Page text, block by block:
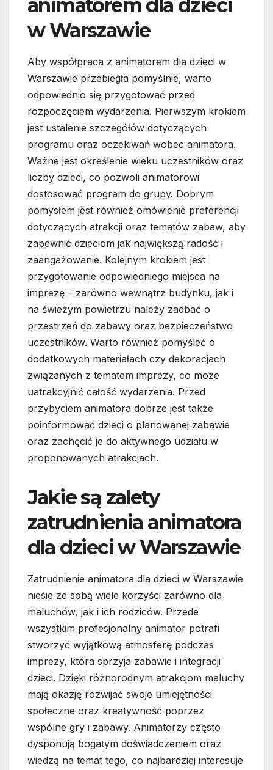
animatorem dla dzieci
w Warszawie
Aby współpraca z animatorem dla dzieci w
Warszawie przebiegła pomyślnie, warto
odpowiednio się przygotować przed
rozpoczęciem wydarzenia. Pierwszym krokiem
jest ustalenie szczegółów dotyczących
programu oraz oczekiwań wobec animatora.
Ważne jest określenie wieku uczestników oraz
liczby dzieci, co pozwoli animatorowi
dostosować program do grupy. Dobrym
pomysłem jest również omówienie preferencji
dotyczących atrakcji oraz tematów zabaw, aby
zapewnić dzieciom jak największą radość i
zaangażowanie. Kolejnym krokiem jest
przygotowanie odpowiedniego miejsca na
imprezę – zarówno wewnątrz budynku, jak i
na świeżym powietrzu należy zadbać o
przestrzeń do zabawy oraz bezpieczeństwo
uczestników. Warto również pomyśleć o
dodatkowych materiałach czy dekoracjach
związanych z tematem imprezy, co może
uatrakcyjnić całość wydarzenia. Przed
przybyciem animatora dobrze jest także
poinformować dzieci o planowanej zabawie
oraz zachęcić je do aktywnego udziału w
proponowanych atrakcjach.
Jakie są zalety
zatrudnienia animatora
dla dzieci w Warszawie
Zatrudnienie animatora dla dzieci w Warszawie
niesie ze sobą wiele korzyści zarówno dla
maluchów, jak i ich rodziców. Przede
wszystkim profesjonalny animator potrafi
stworzyć wyjątkową atmosferę podczas
imprezy, która sprzyja zabawie i integracji
dzieci. Dzięki różnorodnym atrakcjom maluchy
mają okazję rozwijać swoje umiejętności
społeczne oraz kreatywność poprzez
wspólne gry i zabawy. Animatorzy często
dysponują bogatym doświadczeniem oraz
wiedzą na temat tego, co najbardziej interesuje